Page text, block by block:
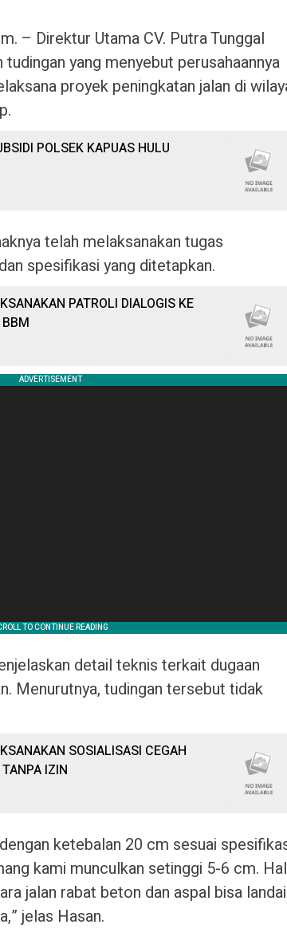
– Direktur Utama CV. Putra Tunggal
yang menyebut perusahaannya
proyek peningkatan jalan di
POLSEK KAPUAS HULU
telah melaksanakan tugas
spesifikasi yang ditetapkan.
PATROLI DIALOGIS KE
detail teknis terkait dugaan
Menurutnya, tudingan tersebut tidak
SOSIALISASI CEGAH
IZIN
ketebalan 20 cm sesuai
kami munculkan setinggi 5-6 cm.
jalan rabat beton dan aspal bisa landai
jelas Hasan.